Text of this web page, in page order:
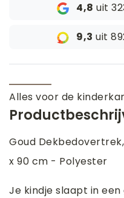
4,8 uit
9,3 uit
Alles voor de
Goud
x 90 cm - Polyester
Je kindje slaapt in